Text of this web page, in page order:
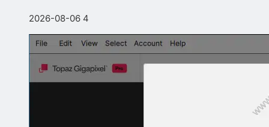
2026-08-06 4